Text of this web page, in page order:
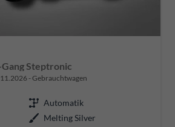
Steptronic
Gebrauchtwagen
Automatik
Melting Silver